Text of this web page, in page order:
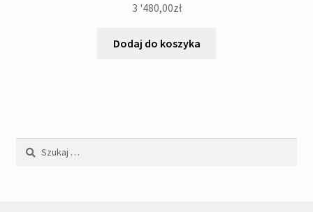
3 '480,00zł
Dodaj do koszyka
Szukaj: